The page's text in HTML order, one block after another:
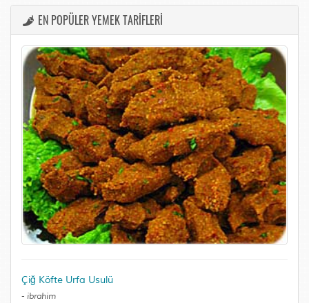
EN POPÜLER YEMEK TARİFLERİ
Çiğ Köfte Urfa Usulü
- ibrahim